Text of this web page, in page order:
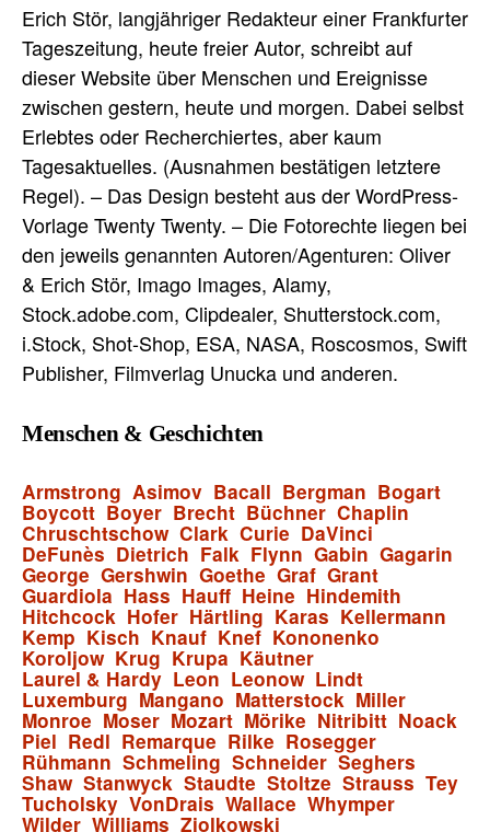
Erich Stör, langjähriger Redakteur einer Frankfurter
Tageszeitung, heute freier Autor, schreibt auf
dieser Website über Menschen und Ereignisse
zwischen gestern, heute und morgen. Dabei selbst
Erlebtes oder Recherchiertes, aber kaum
Tagesaktuelles. (Ausnahmen bestätigen letztere
Regel). – Das Design besteht aus der WordPress-
Vorlage Twenty Twenty. – Die Fotorechte liegen bei
den jeweils genannten Autoren/Agenturen: Oliver
& Erich Stör, Imago Images, Alamy,
Stock.adobe.com, Clipdealer, Shutterstock.com,
i.Stock, Shot-Shop, ESA, NASA, Roscosmos, Swift
Publisher, Filmverlag Unucka und anderen.
Menschen & Geschichten
Armstrong Asimov Bacall Bergman Bogart
Boycott Boyer Brecht Büchner Chaplin
Chruschtschow Clark Curie DaVinci
DeFunès Dietrich Falk Flynn Gabin Gagarin
George Gershwin Goethe Graf Grant
Guardiola Hass Hauff Heine Hindemith
Hitchcock Hofer Härtling Karas Kellermann
Kemp Kisch Knauf Knef Kononenko
Koroljow Krug Krupa Käutner
Laurel & Hardy Leon Leonow Lindt
Luxemburg Mangano Matterstock Miller
Monroe Moser Mozart Mörike Nitribitt Noack
Piel Redl Remarque Rilke Rosegger
Rühmann Schmeling Schneider Seghers
Shaw Stanwyck Staudte Stoltze Strauss Tey
Tucholsky VonDrais Wallace Whymper
Wilder Williams Ziolkowski